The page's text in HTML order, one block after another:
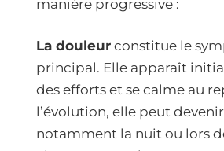
manière progressive :
La douleur constitue le
principal. Elle apparaît
des efforts et se calme au
l’évolution, elle peut
notamment la nuit ou lors